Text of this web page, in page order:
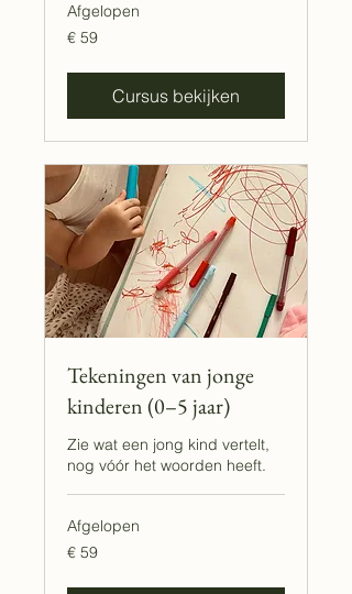
Afgelopen
59
euro
€ 59
Cursus bekijken
Tekeningen van jonge
kinderen (0–5 jaar)
Zie wat een jong kind vertelt,
nog vóór het woorden heeft.
Afgelopen
59
euro
€ 59